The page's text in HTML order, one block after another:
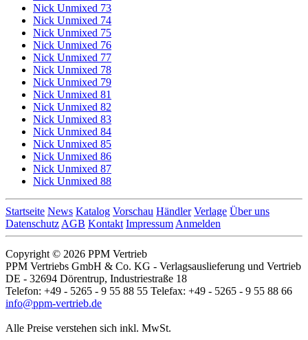
Nick Unmixed 73
Nick Unmixed 74
Nick Unmixed 75
Nick Unmixed 76
Nick Unmixed 77
Nick Unmixed 78
Nick Unmixed 79
Nick Unmixed 81
Nick Unmixed 82
Nick Unmixed 83
Nick Unmixed 84
Nick Unmixed 85
Nick Unmixed 86
Nick Unmixed 87
Nick Unmixed 88
Startseite News Katalog Vorschau Händler Verlage Über uns
Datenschutz AGB Kontakt Impressum Anmelden
Copyright © 2026 PPM Vertrieb
PPM Vertriebs GmbH & Co. KG - Verlagsauslieferung und Vertrieb
DE - 32694 Dörentrup, Industriestraße 18
Telefon: +49 - 5265 - 9 55 88 55 Telefax: +49 - 5265 - 9 55 88 66
info@ppm-vertrieb.de
Alle Preise verstehen sich inkl. MwSt.